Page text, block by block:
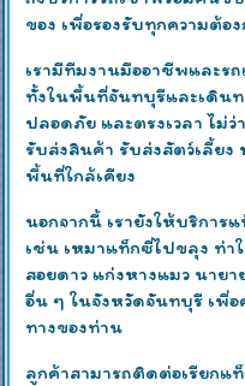
ของ เพื่อรองรับทุกความต้อ
เรามีทีมงานมืออาชีพและ
ทั้งในพื้นที่จันทบุรีและเดินท
ปลอดภัย และตรงเวลา ไม่
รับส่งสินค้า รับส่งสัตว์เลี้ยง
พื้นที่ใกล้เคียง
นอกจากนี้ เรายังให้บริการ
เช่น เหมาแท็กซี่ไปขลุง ท่า
สอยดาว แก่งหางแมว นาย
อื่น ๆ ในจังหวัดจันทบุรี เพื่อ
ทางของท่าน
ลูกค้าสามารถติดต่อเรียกแ